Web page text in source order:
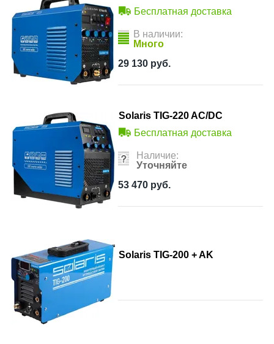
Бесплатная доставка
В наличии:
Много
29 130 руб.
Solaris TIG-220 AC/DC
Бесплатная доставка
Наличие:
Уточняйте
53 470 руб.
Solaris TIG-200 + AK